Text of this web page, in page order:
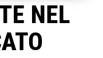
NEL